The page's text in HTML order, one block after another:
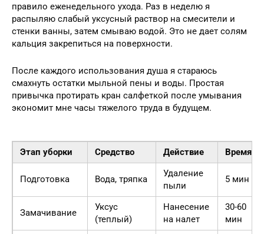
правило еженедельного ухода. Раз в неделю я
распыляю слабый уксусный раствор на смесители и
стенки ванны, затем смываю водой. Это не дает солям
кальция закрепиться на поверхности.
После каждого использования душа я стараюсь
смахнуть остатки мыльной пены и воды. Простая
привычка протирать кран салфеткой после умывания
экономит мне часы тяжелого труда в будущем.
Этап уборки Средство Действие Время
Подготовка Вода, тряпка
Удаление
пыли
5 мин
Замачивание
Уксус
(теплый)
Нанесение
на налет
30-60
мин